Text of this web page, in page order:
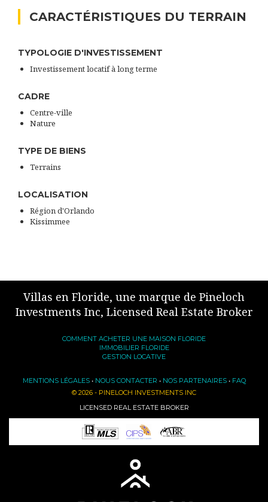
CARACTÉRISTIQUES DU TERRAIN
TYPOLOGIE D'INVESTISSEMENT
Investissement locatif à long terme
CADRE
Centre-ville
Nature
TYPE DE BIENS
Terrains
LOCALISATION
Région d'Orlando
Kissimmee
Villas en Floride, une marque de Pineloch
Investments Inc, Licensed Real Estate Broker
COMMENT ACHETER UNE MAISON FLORIDE
IMMOBILIER FLORIDE
GESTION LOCATIVE
MENTIONS LÉGALES• NOUS CONTACTER • NOS PARTENAIRES• FAQ
© 2026 - PINELOCH INVESTMENTS INC
LICENSED REAL ESTATE BROKER